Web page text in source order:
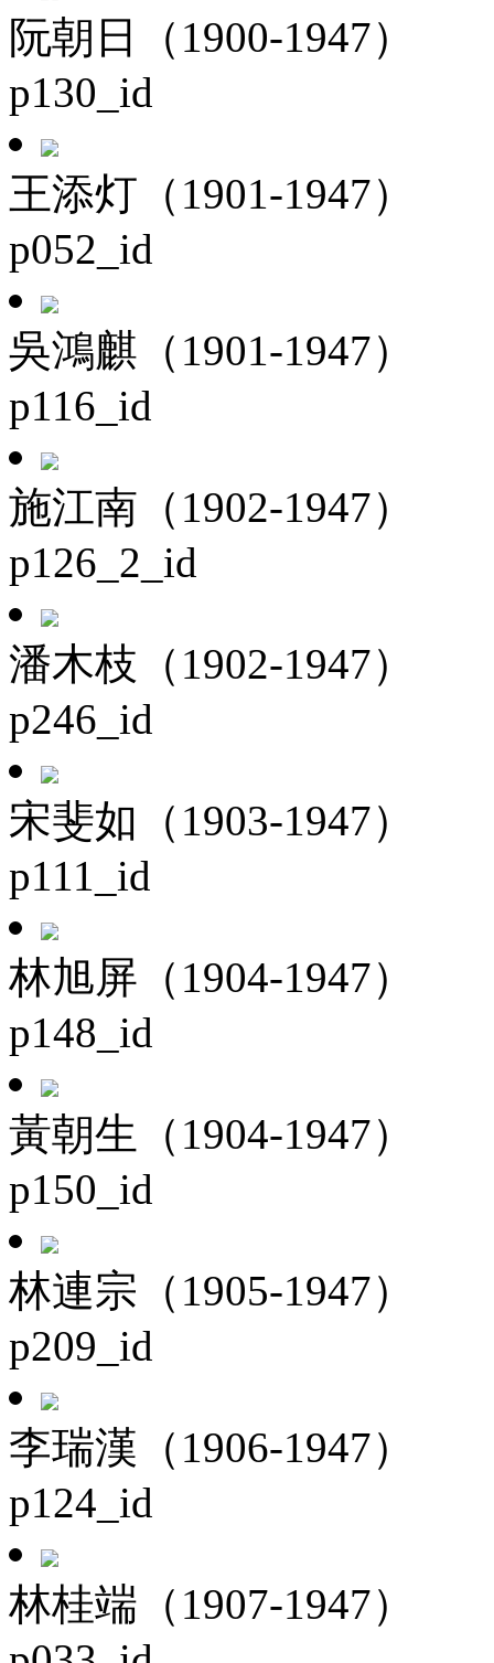
阮朝日（1900-1947）
p130_id
王添灯（1901-1947）
p052_id
吳鴻麒（1901-1947）
p116_id
施江南（1902-1947）
p126_2_id
潘木枝（1902-1947）
p246_id
宋斐如（1903-1947）
p111_id
林旭屏（1904-1947）
p148_id
黃朝生（1904-1947）
p150_id
林連宗（1905-1947）
p209_id
李瑞漢（1906-1947）
p124_id
林桂端（1907-1947）